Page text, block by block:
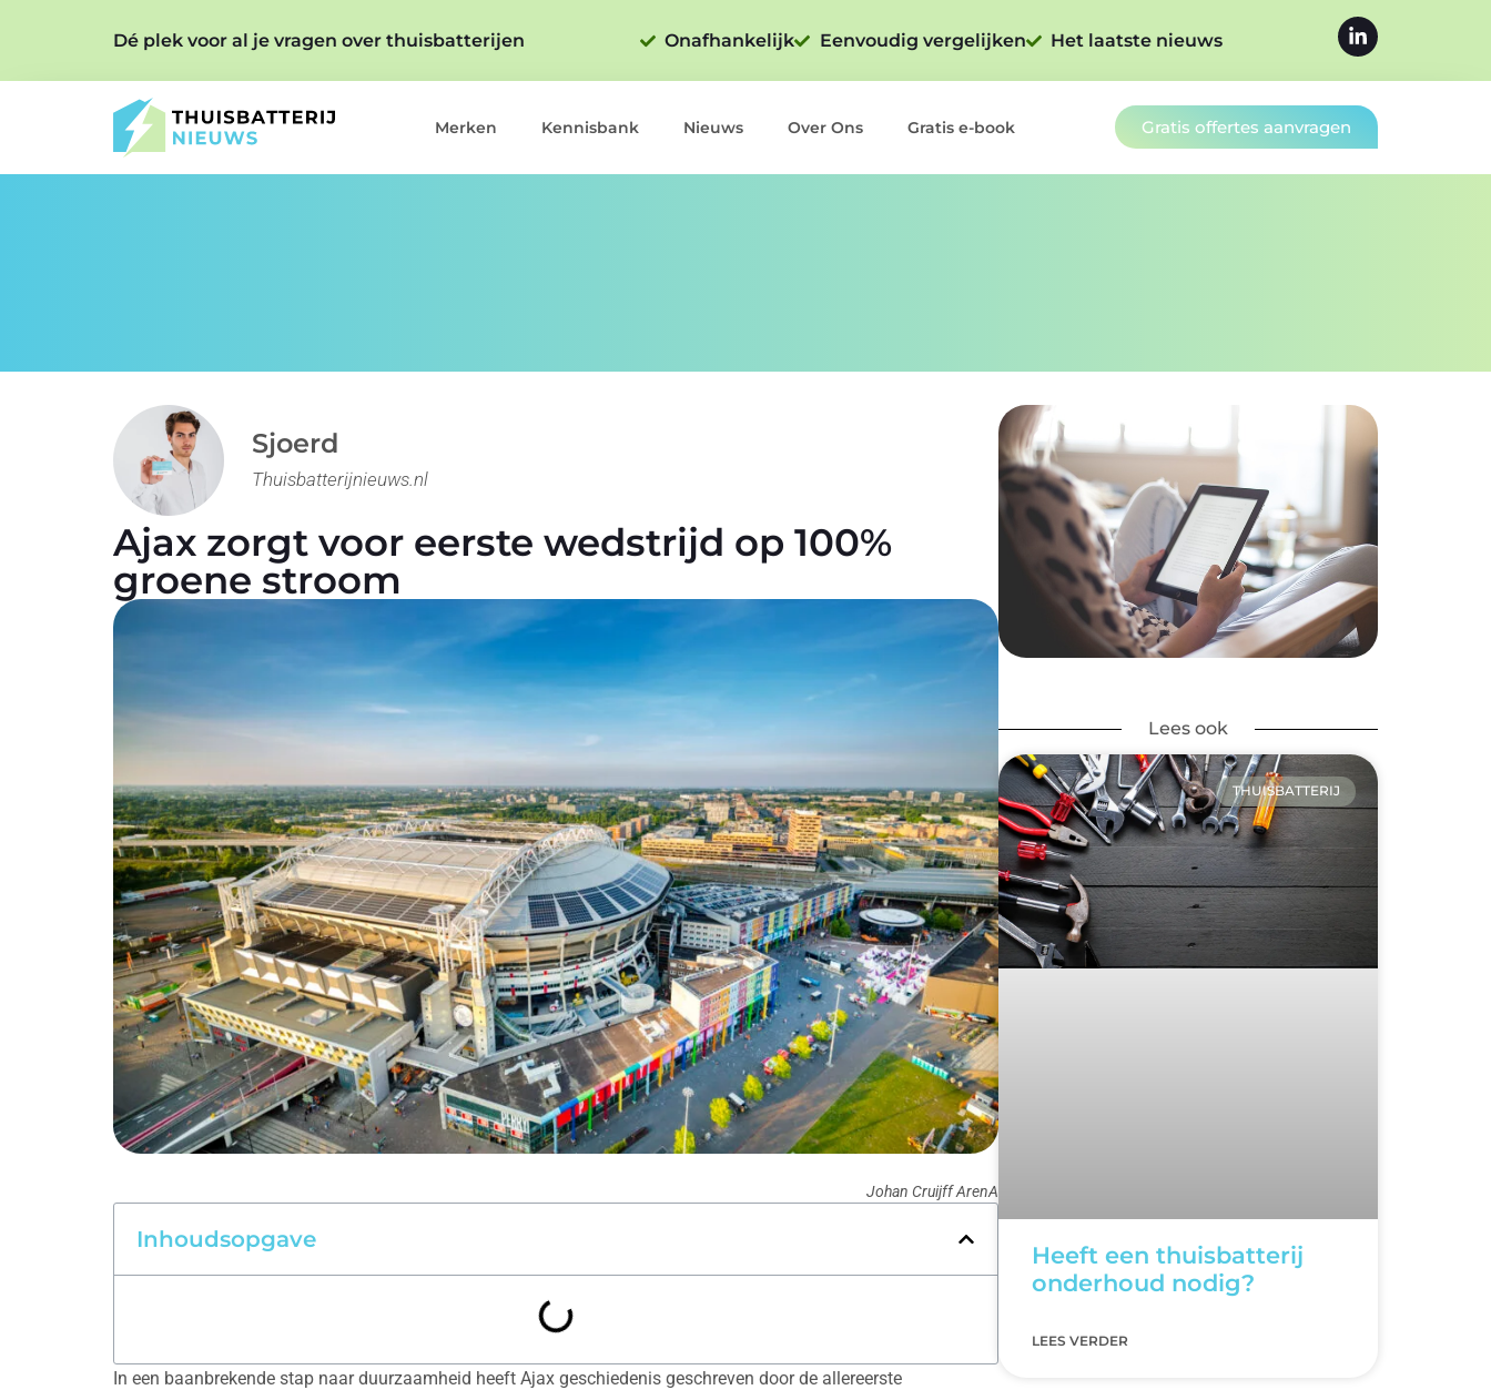
Dé plek voor al je vragen over thuisbatterijen Onafhankelijk Eenvoudig vergelijken Het laatste nieuws
Merken Kennisbank Nieuws Over Ons Gratis e-book Gratis offertes aanvragen
Sjoerd
Thuisbatterijnieuws.nl
Ajax zorgt voor eerste wedstrijd op 100%
groene stroom
Johan Cruijff ArenA
Inhoudsopgave
In een baanbrekende stap naar duurzaamheid heeft Ajax geschiedenis geschreven door de allereerste
Lees ook
THUISBATTERIJ
Heeft een thuisbatterij
onderhoud nodig?
LEES VERDER